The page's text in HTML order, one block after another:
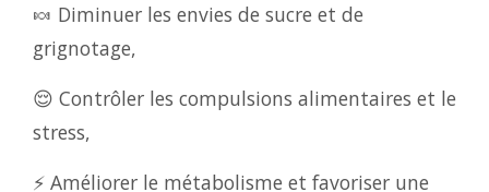
🍬 Diminuer les envies de sucre et de
grignotage,
😌 Contrôler les compulsions alimentaires et le
stress,
⚡ Améliorer le métabolisme et favoriser une